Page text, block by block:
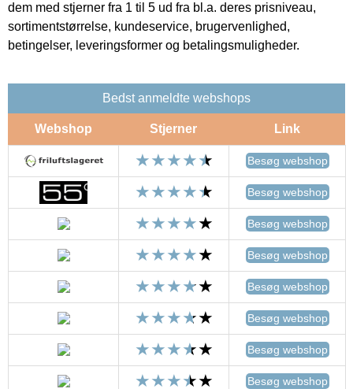
dem med stjerner fra 1 til 5 ud fra bl.a. deres prisniveau,
sortimentstørrelse, kundeservice, brugervenlighed,
betingelser, leveringsformer og betalingsmuligheder.
Bedst anmeldte webshops
Webshop Stjerner Link
Besøg webshop
Besøg webshop
Besøg webshop
Besøg webshop
Besøg webshop
Besøg webshop
Besøg webshop
Besøg webshop